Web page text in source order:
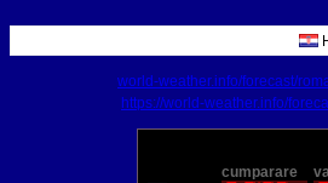
world-weather.info/forecast/
https://world-weather.info/